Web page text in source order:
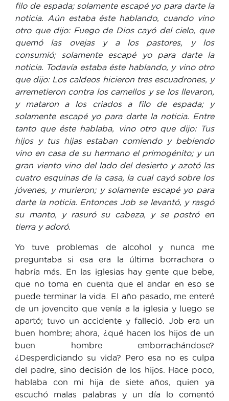
filo de espada; solamente escapé yo para darte la
noticia. Aún estaba éste hablando, cuando vino
otro que dijo: Fuego de Dios cayó del cielo, que
quemó las ovejas y a los pastores, y los
consumió; solamente escapé yo para darte la
noticia. Todavía estaba éste hablando, y vino otro
que dijo: Los caldeos hicieron tres escuadrones, y
arremetieron contra los camellos y se los llevaron,
y mataron a los criados a filo de espada; y
solamente escapé yo para darte la noticia. Entre
tanto que éste hablaba, vino otro que dijo: Tus
hijos y tus hijas estaban comiendo y bebiendo
vino en casa de su hermano el primogénito; y un
gran viento vino del lado del desierto y azotó las
cuatro esquinas de la casa, la cual cayó sobre los
jóvenes, y murieron; y solamente escapé yo para
darte la noticia. Entonces Job se levantó, y rasgó
su manto, y rasuró su cabeza, y se postró en
tierra y adoró.
Yo tuve problemas de alcohol y nunca me
preguntaba si esa era la última borrachera o
habría más. En las iglesias hay gente que bebe,
que no toma en cuenta que el andar en eso se
puede terminar la vida. El año pasado, me enteré
de un jovencito que venía a la iglesia y luego se
apartó; tuvo un accidente y falleció. Job era un
buen hombre; ahora, ¿qué hacen los hijos de un
buen hombre emborrachándose?
¿Desperdiciando su vida? Pero esa no es culpa
del padre, sino decisión de los hijos. Hace poco,
hablaba con mi hija de siete años, quien ya
escuchó malas palabras y un día lo comentó